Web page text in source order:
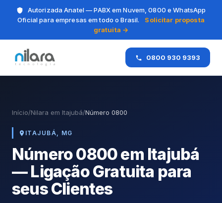
Autorizada Anatel — PABX em Nuvem, 0800 e WhatsApp
Oficial para empresas em todo o Brasil.
Solicitar proposta
gratuita →
0800 930 9393
Início/Nilara em Itajubá/Número 0800
ITAJUBÁ, MG
Número 0800 em Itajubá
— Ligação Gratuita para
seus Clientes